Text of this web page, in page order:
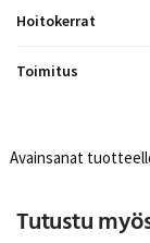
Hoitokerrat
Toimitus
Avainsanat
Tutustu